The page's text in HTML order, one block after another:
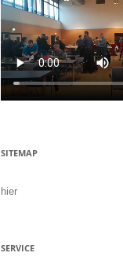
SITEMAP
hier
SERVICE